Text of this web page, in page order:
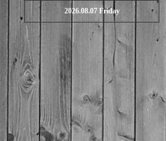
2026.08.07 Friday